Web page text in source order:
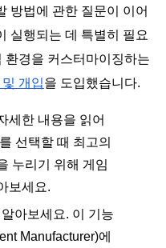
방법에 관한 질문이 이어
실행되는 데 특별히 필요
환경을 커스터마이징하는
개입을 도입했습니다.
세한 내용을 읽어
선택할 때 최고의
누리기 위해 게임
보세요.
아보세요. 이 기능
Manufacturer)에